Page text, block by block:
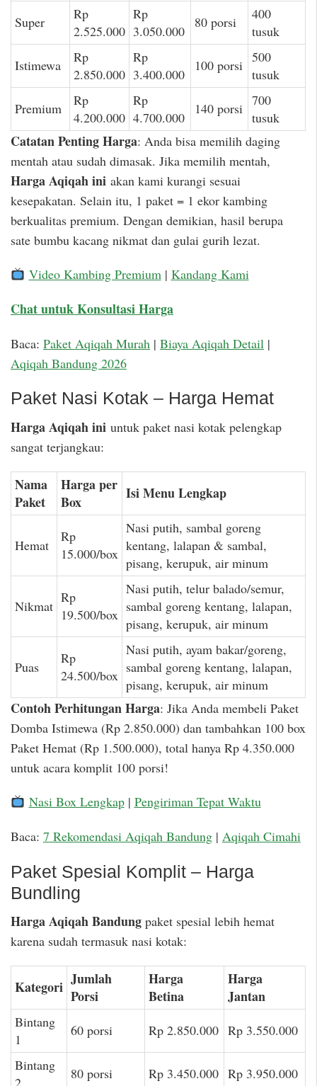
Super
Rp
2.525.000
Rp
3.050.000
80 porsi
400
tusuk
Istimewa
Rp
2.850.000
Rp
3.400.000
100 porsi 500
tusuk
Premium
Rp
4.200.000
Rp
4.700.000
140 porsi 700
tusuk
Catatan Penting Harga: Anda bisa memilih daging
mentah atau sudah dimasak. Jika memilih mentah,
Harga Aqiqah ini akan kami kurangi sesuai
kesepakatan. Selain itu, 1 paket = 1 ekor kambing
berkualitas premium. Dengan demikian, hasil berupa
sate bumbu kacang nikmat dan gulai gurih lezat.
Video Kambing Premium| Kandang Kami
Chat untuk Konsultasi Harga
Baca: Paket Aqiqah Murah | Biaya Aqiqah Detail |
Aqiqah Bandung 2026
Paket Nasi Kotak – Harga Hemat
Harga Aqiqah ini untuk paket nasi kotak pelengkap
sangat terjangkau:
Nama
Paket
Harga per
Box
Isi Menu Lengkap
Hemat
Rp
15.000/box
Nasi putih, sambal goreng
kentang, lalapan & sambal,
pisang, kerupuk, air minum
Nikmat
Rp
19.500/box
Nasi putih, telur balado/semur,
sambal goreng kentang, lalapan,
pisang, kerupuk, air minum
Puas
Rp
24.500/box
Nasi putih, ayam bakar/goreng,
sambal goreng kentang, lalapan,
pisang, kerupuk, air minum
Contoh Perhitungan Harga: Jika Anda membeli Paket
Domba Istimewa (Rp 2.850.000) dan tambahkan 100 box
Paket Hemat (Rp 1.500.000), total hanya Rp 4.350.000
untuk acara komplit 100 porsi!
Nasi Box Lengkap| Pengiriman Tepat Waktu
Baca: 7 Rekomendasi Aqiqah Bandung | Aqiqah Cimahi
Paket Spesial Komplit – Harga
Bundling
Harga Aqiqah Bandung paket spesial lebih hemat
karena sudah termasuk nasi kotak:
Kategori Jumlah
Porsi
Harga
Betina
Harga
Jantan
Bintang
1
60 porsi Rp 2.850.000 Rp 3.550.000
Bintang
2
80 porsi Rp 3.450.000 Rp 3.950.000